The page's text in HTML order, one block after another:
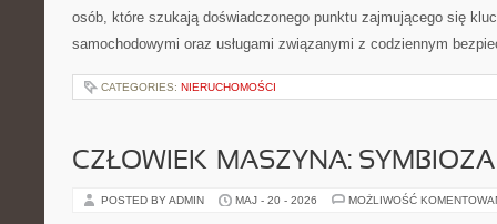
osób, które szukają doświadczonego punktu zajmującego się
samochodowymi oraz usługami związanymi z codziennym
CATEGORIES: NIERUCHOMOŚCI
CZŁOWIEK–MASZYNA: SYMBIOZA
POSTED BY ADMIN MAJ - 20 - 2026 MOŻLIWOŚĆ